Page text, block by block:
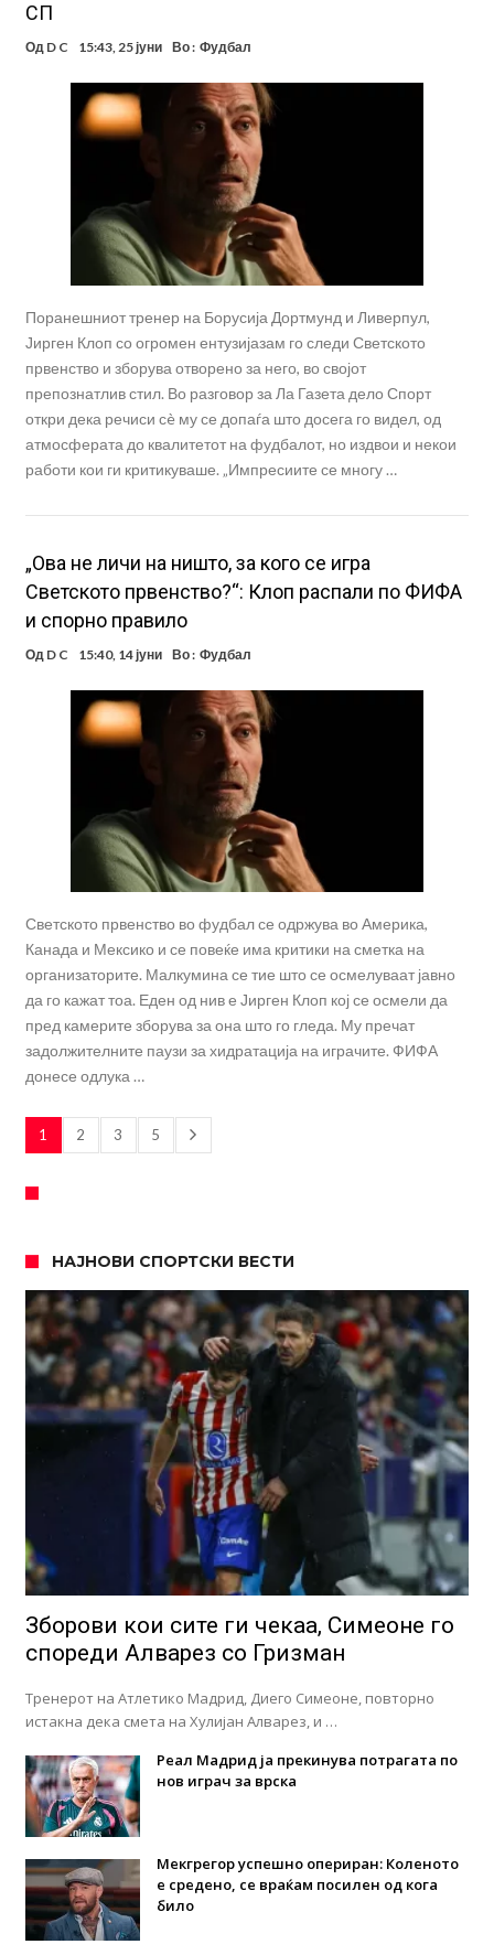
СП
Од D C 15:43, 25 јуни Во : Фудбал
Поранешниот тренер на Борусија Дортмунд и Ливерпул,
Јирген Клоп со огромен ентузијазам го следи Светското
првенство и зборува отворено за него, во својот
препознатлив стил. Во разговор за Ла Газета дело Спорт
откри дека речиси сè му се допаѓа што досега го видел, од
атмосферата до квалитетот на фудбалот, но издвои и некои
работи кои ги критикуваше. „Импресиите се многу …
„Ова не личи на ништо, за кого се игра
Светското првенство?“: Клоп распали по ФИФА
и спорно правило
Од D C 15:40, 14 јуни Во : Фудбал
Светското првенство во фудбал се одржува во Америка,
Канада и Мексико и се повеќе има критики на сметка на
организаторите. Малкумина се тие што се осмелуваат јавно
да го кажат тоа. Еден од нив е Јирген Клоп кој се осмели да
пред камерите зборува за она што го гледа. Му пречат
задолжителните паузи за хидратација на играчите. ФИФА
донесе одлука …
1 2 3 5
НАЈНОВИ СПОРТСКИ ВЕСТИ
Зборови кои сите ги чекаа, Симеоне го
спореди Алварез со Гризман
Тренерот на Атлетико Мадрид, Диего Симеоне, повторно
истакна дека смета на Хулијан Алварез, и …
Реал Мадрид ја прекинува потрагата по
нов играч за врска
Мекгрегор успешно опериран: Коленото
е средено, се враќам посилен од кога
било